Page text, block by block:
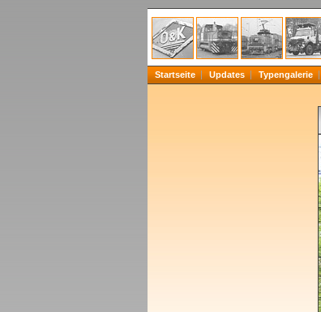
Startseite Updates Typengalerie